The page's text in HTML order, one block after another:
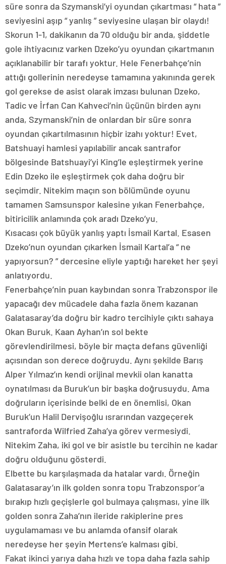
süre sonra da Szymanski’yi oyundan çıkartması “ hata ”
seviyesini aşıp “ yanlış ” seviyesine ulaşan bir olaydı!
Skorun 1-1, dakikanın da 70 olduğu bir anda, şiddetle
gole ihtiyacınız varken Dzeko’yu oyundan çıkartmanın
açıklanabilir bir tarafı yoktur. Hele Fenerbahçe’nin
attığı gollerinin neredeyse tamamına yakınında gerek
gol gerekse de asist olarak imzası bulunan Dzeko,
Tadic ve İrfan Can Kahveci’nin üçünün birden aynı
anda, Szymanski’nin de onlardan bir süre sonra
oyundan çıkartılmasının hiçbir izahı yoktur! Evet,
Batshuayi hamlesi yapılabilir ancak santrafor
bölgesinde Batshuayi’yi King’le eşleştirmek yerine
Edin Dzeko ile eşleştirmek çok daha doğru bir
seçimdir. Nitekim maçın son bölümünde oyunu
tamamen Samsunspor kalesine yıkan Fenerbahçe,
bitiricilik anlamında çok aradı Dzeko’yu.
Kısacası çok büyük yanlış yaptı İsmail Kartal. Esasen
Dzeko’nun oyundan çıkarken İsmail Kartal’a “ ne
yapıyorsun? ” dercesine eliyle yaptığı hareket her şeyi
anlatıyordu.
Fenerbahçe’nin puan kaybından sonra Trabzonspor ile
yapacağı dev mücadele daha fazla önem kazanan
Galatasaray’da doğru bir kadro tercihiyle çıktı sahaya
Okan Buruk. Kaan Ayhan’ın sol bekte
görevlendirilmesi, böyle bir maçta defans güvenliği
açısından son derece doğruydu. Aynı şekilde Barış
Alper Yılmaz’ın kendi orijinal mevkii olan kanatta
oynatılması da Buruk’un bir başka doğrusuydu. Ama
doğruların içerisinde belki de en önemlisi, Okan
Buruk’un Halil Dervişoğlu ısrarından vazgeçerek
santraforda Wilfried Zaha’ya görev vermesiydi.
Nitekim Zaha, iki gol ve bir asistle bu tercihin ne kadar
doğru olduğunu gösterdi.
Elbette bu karşılaşmada da hatalar vardı. Örneğin
Galatasaray’ın ilk golden sonra topu Trabzonspor’a
bırakıp hızlı geçişlerle gol bulmaya çalışması, yine ilk
golden sonra Zaha’nın ileride rakiplerine pres
uygulamaması ve bu anlamda ofansif olarak
neredeyse her şeyin Mertens’e kalması gibi.
Fakat ikinci yarıya daha hızlı ve topa daha fazla sahip